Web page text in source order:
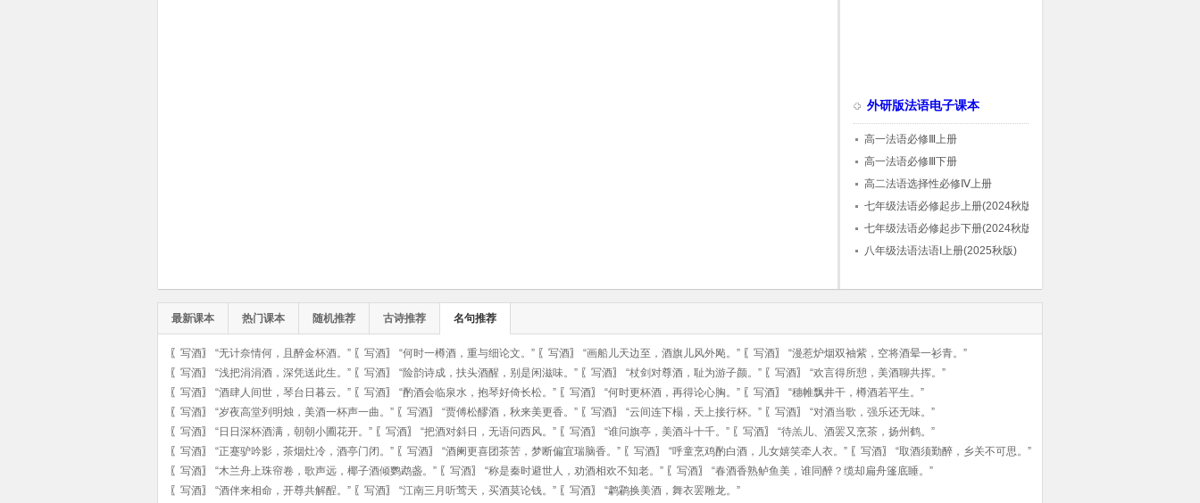
外研版法语电子课本
高一法语必修Ⅲ上册
高一法语必修Ⅲ下册
高二法语选择性必修Ⅳ上册
七年级法语必修起步上册(2024秋版)
七年级法语必修起步下册(2024秋版)
八年级法语法语I上册(2025秋版)
最新课本 热门课本 随机推荐 古诗推荐 名句推荐
〖 写酒〗 “无计奈情何，且醉金杯酒。” 〖 写酒〗 “何时一樽酒，重与细论文。” 〖 写酒〗 “画船儿天边至，酒旗儿风外飐。” 〖 写酒〗 “漫惹炉烟双袖紫，空将酒晕一衫青。”
〖 写酒〗 “浅把涓涓酒，深凭送此生。” 〖 写酒〗 “险韵诗成，扶头酒醒，别是闲滋味。” 〖 写酒〗 “杖剑对尊酒，耻为游子颜。” 〖 写酒〗 “欢言得所憩，美酒聊共挥。”
〖 写酒〗 “酒肆人间世，琴台日暮云。” 〖 写酒〗 “酌酒会临泉水，抱琴好倚长松。” 〖 写酒〗 “何时更杯酒，再得论心胸。” 〖 写酒〗 “穗帷飘井干，樽酒若平生。”
〖 写酒〗 “岁夜高堂列明烛，美酒一杯声一曲。” 〖 写酒〗 “贾傅松醪酒，秋来美更香。” 〖 写酒〗 “云间连下榻，天上接行杯。” 〖 写酒〗 “对酒当歌，强乐还无味。”
〖 写酒〗 “日日深杯酒满，朝朝小圃花开。” 〖 写酒〗 “把酒对斜日，无语问西风。” 〖 写酒〗 “谁问旗亭，美酒斗十千。” 〖 写酒〗 “待羔儿、酒罢又烹茶，扬州鹤。”
〖 写酒〗 “正蹇驴吟影，茶烟灶冷，酒亭门闭。” 〖 写酒〗 “酒阑更喜团茶苦，梦断偏宜瑞脑香。” 〖 写酒〗 “呼童烹鸡酌白酒，儿女嬉笑牵人衣。” 〖 写酒〗 “取酒须勤醉，乡关不可思。”
〖 写酒〗 “木兰舟上珠帘卷，歌声远，椰子酒倾鹦鹉盏。” 〖 写酒〗 “称是秦时避世人，劝酒相欢不知老。” 〖 写酒〗 “春酒香熟鲈鱼美，谁同醉？缆却扁舟篷底睡。”
〖 写酒〗 “酒伴来相命，开尊共解酲。” 〖 写酒〗 “江南三月听莺天，买酒莫论钱。” 〖 写酒〗 “鹔鹴换美酒，舞衣罢雕龙。”